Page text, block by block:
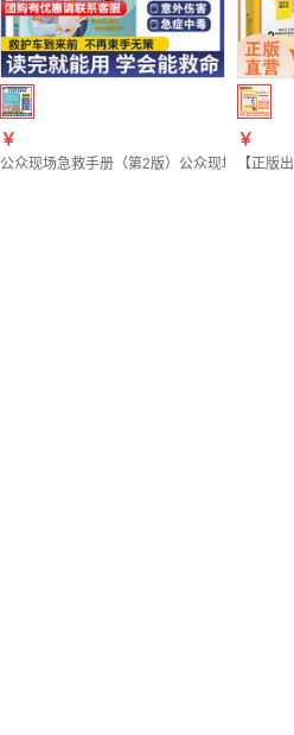
￥
公众现场急救手册（第2版）公众现场急救培
￥
【正版